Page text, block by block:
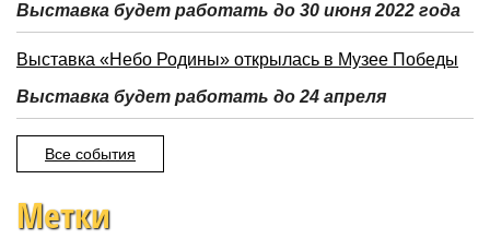
Выставка будет работать до 30 июня 2022 года
Выставка «Небо Родины» открылась в Музее Победы
Выставка будет работать до 24 апреля
Все события
Метки